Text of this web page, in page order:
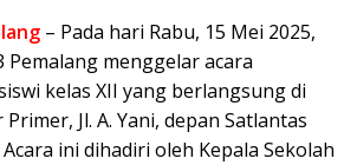
– Pada hari Rabu, 15 Mei 2025,
Pemalang menggelar acara
kelas XII yang berlangsung di
Jl. A. Yani, depan Satlantas
ini dihadiri oleh Kepala Sekolah